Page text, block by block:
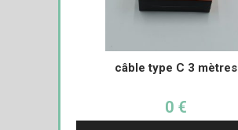
câble type C 3 mètres
0 €